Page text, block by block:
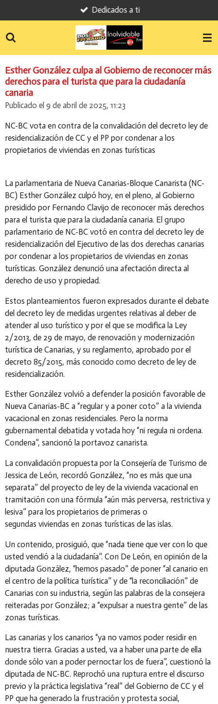
al
contenido
Dedicados a ti
Esther González culpa al Gobierno de reconocer más
derechos para el turista que para la ciudadanía
canaria
Publicado el 9 de abril de 2025, 11:23
NC-BC vota en contra de la convalidación del decreto ley de
residencialización de CC y el PP por condenar a los
propietarios de viviendas en zonas turísticas
La parlamentaria de Nueva Canarias-Bloque Canarista (NC-
BC) Esther González culpó hoy, en el pleno, al Gobierno
presidido por Fernando Clavijo de reconocer más derechos
para el turista que para la ciudadanía canaria. El grupo
parlamentario de NC-BC votó en contra del decreto ley de
residencialización del Ejecutivo de las dos derechas canarias
por condenar a los propietarios de viviendas en zonas
turísticas. González denunció una afectación directa al
derecho de uso y propiedad.
Estos planteamientos fueron expresados durante el debate
del decreto ley de medidas urgentes relativas al deber de
atender al uso turístico y por el que se modifica la Ley
2/2013, de 29 de mayo, de renovación y modernización
turística de Canarias, y su reglamento, aprobado por el
decreto 85/2015, más conocido como decreto de ley de
residencialización.
Esther González volvió a defender la posición favorable de
Nueva Canarias-BC a “regular y a poner coto” a la vivienda
vacacional en zonas residenciales. Pero la norma
gubernamental debatida y votada hoy “ni regula ni ordena.
Condena”, sancionó la portavoz canarista.
La convalidación propuesta por la Consejería de Turismo de
Jessica de León, recordó González, “no es más que una
separata” del proyecto de ley de la vivienda vacacional en
tramitación con una fórmula “aún más perversa, restrictiva y
lesiva” para los propietarios de primeras o
segundas viviendas en zonas turísticas de las islas.
Un contenido, prosiguió, que “nada tiene que ver con lo que
usted vendió a la ciudadanía”. Con De León, en opinión de la
diputada González, “hemos pasado” de poner “al canario en
el centro de la política turística” y de “la reconciliación” de
Canarias con su industria, según las palabras de la consejera
reiteradas por González; a “expulsar a nuestra gente” de las
zonas turísticas.
Las canarias y los canarios “ya no vamos poder residir en
nuestra tierra. Gracias a usted, va a haber una parte de ella
donde sólo van a poder pernoctar los de fuera”, cuestionó la
diputada de NC-BC. Reprochó una ruptura entre el discurso
previo y la práctica legislativa “real” del Gobierno de CC y el
PP que ha generado la frustración y protesta social,